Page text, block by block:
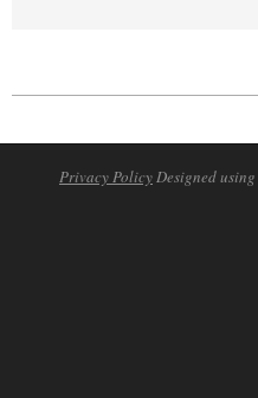
Privacy PolicyDesigned using